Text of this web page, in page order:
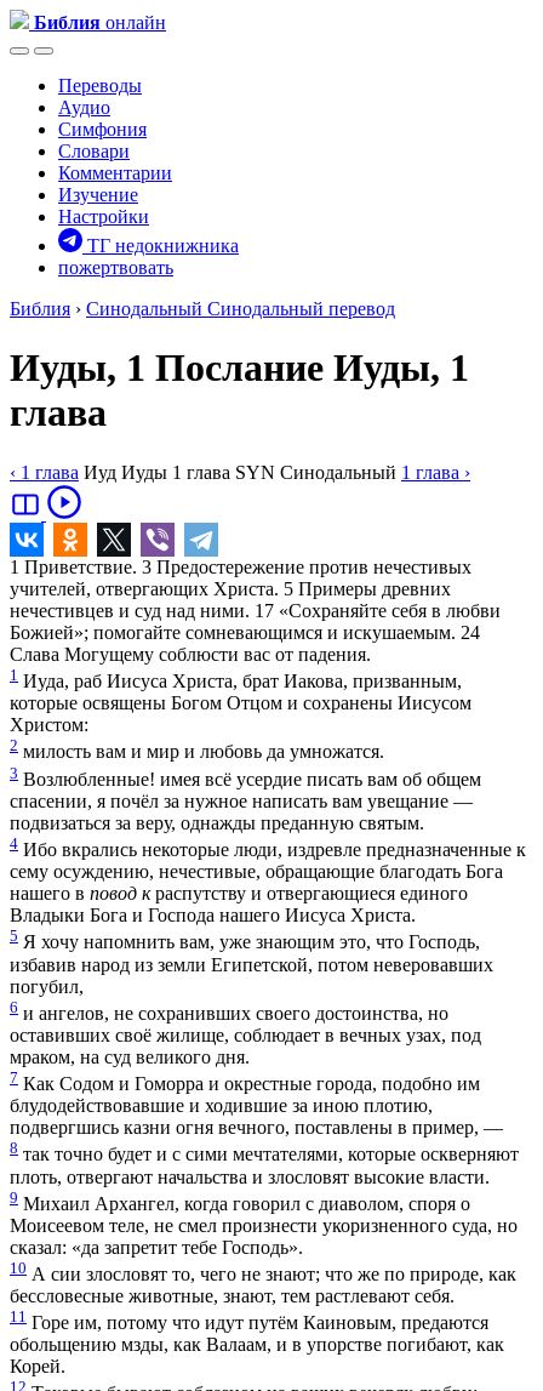
Библия онлайн
Переводы
Аудио
Симфония
Словари
Комментарии
Изучение
Настройки
ТГ недокнижника
пожертвовать
Библия › Синодальный Синодальный перевод
Иуды, 1 Послание Иуды, 1
глава
‹ 1 глава Иуд Иуды 1 глава SYN Синодальный 1 глава ›
1 Приветствие. 3 Предостережение против нечестивых
учителей, отвергающих Христа. 5 Примеры древних
нечестивцев и суд над ними. 17 «Сохраняйте себя в любви
Божией»; помогайте сомневающимся и искушаемым. 24
Слава Могущему соблюсти вас от падения.
1 Иуда, раб Иисуса Христа, брат Иакова, призванным,
которые освящены Богом Отцом и сохранены Иисусом
Христом:
2 милость вам и мир и любовь да умножатся.
3 Возлюбленные! имея всё усердие писать вам об общем
спасении, я почёл за нужное написать вам увещание —
подвизаться за веру, однажды преданную святым.
4 Ибо вкрались некоторые люди, издревле предназначенные к
сему осуждению, нечестивые, обращающие благодать Бога
нашего в повод краспутству и отвергающиеся единого
Владыки Бога и Господа нашего Иисуса Христа.
5 Я хочу напомнить вам, уже знающим это, что Господь,
избавив народ из земли Египетской, потом неверовавших
погубил,
6 и ангелов, не сохранивших своего достоинства, но
оставивших своё жилище, соблюдает в вечных узах, под
мраком, на суд великого дня.
7 Как Содом и Гоморра и окрестные города, подобно им
блудодействовавшие и ходившие за иною плотию,
подвергшись казни огня вечного, поставлены в пример, —
8 так точно будет и с сими мечтателями, которые оскверняют
плоть, отвергают начальства и злословят высокие власти.
9 Михаил Архангел, когда говорил с диаволом, споря о
Моисеевом теле, не смел произнести укоризненного суда, но
сказал: «да запретит тебе Господь».
10 А сии злословят то, чего не знают; что же по природе, как
бессловесные животные, знают, тем растлевают себя.
11 Горе им, потому что идут путём Каиновым, предаются
обольщению мзды, как Валаам, и в упорстве погибают, как
Корей.
12